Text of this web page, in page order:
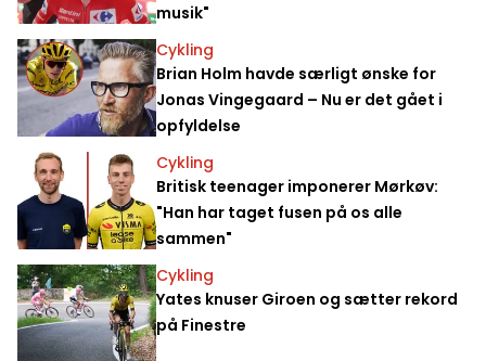
musik"
Cykling
Brian Holm havde særligt ønske for
Jonas Vingegaard – Nu er det gået i
opfyldelse
Cykling
Britisk teenager imponerer Mørkøv:
"Han har taget fusen på os alle
sammen"
Cykling
Yates knuser Giroen og sætter rekord
på Finestre